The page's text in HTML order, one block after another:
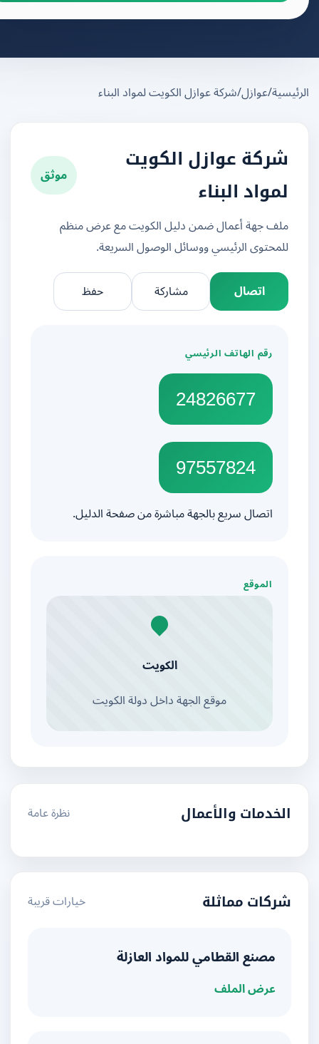
/عوازل/شركة عوازل الكويت لمواد البناء
شركة عوازل الكويت
لمواد البناء
موثق
ملف جهة أعمال ضمن دليل الكويت مع عرض منظم
للمحتوى الرئيسي ووسائل الوصول السريعة.
اتصال
مشاركة
رقم الهاتف الرئيسي
24826677
97557824
اتصال سريع بالجهة مباشرة من صفحة الدليل.
الموقع
الكويت
موقع الجهة داخل دولة الكويت
الخدمات والأعمال نظرة عامة
شركات مماثلة خيارات قريبة
مصنع القطامي للمواد العازلة
عرض الملف